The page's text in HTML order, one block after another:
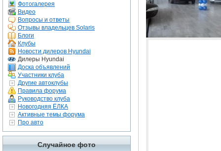
Фотогалерея
Видео
Вопросы и ответы
Отзывы владельцев Solaris
Блоги
Клубы
Новости дилеров Hyundai
Дилеры Hyundai
Доска объявлений
Участники клуба
Другие автоклубы
Правила форума
Руководство клуба
Новогодняя ЁЛКА
Активные темы форума
Про авто
Случайное фото